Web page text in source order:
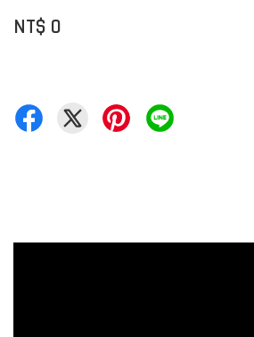
NT$ 0